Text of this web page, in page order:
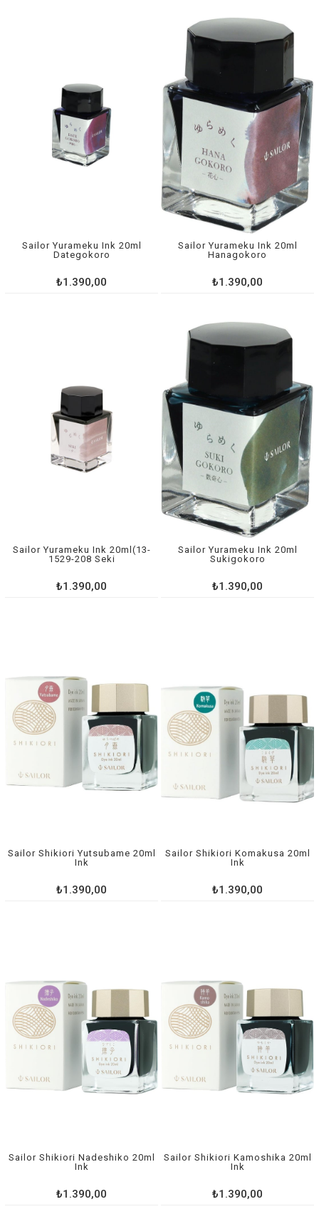
Sailor Yurameku Ink 20ml
Dategokoro
₺1.390,00
Sailor Yurameku Ink 20ml
Hanagokoro
₺1.390,00
Sailor Yurameku Ink 20ml(13-
1529-208 Seki
₺1.390,00
Sailor Yurameku Ink 20ml
Sukigokoro
₺1.390,00
Sailor Shikiori Yutsubame 20ml
Ink
₺1.390,00
Sailor Shikiori Komakusa 20ml
Ink
₺1.390,00
Sailor Shikiori Nadeshiko 20ml
Ink
₺1.390,00
Sailor Shikiori Kamoshika 20ml
Ink
₺1.390,00